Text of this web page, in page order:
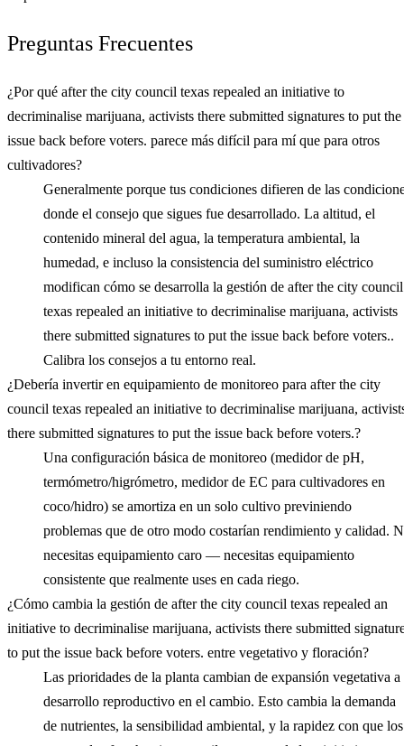
Preguntas Frecuentes
¿Por qué after the city council texas repealed an initiative to
decriminalise marijuana, activists there submitted signatures to put the
issue back before voters. parece más difícil para mí que para otros
cultivadores?
Generalmente porque tus condiciones difieren de las
donde el consejo que sigues fue desarrollado. La altitud, el
contenido mineral del agua, la temperatura ambiental, la
humedad, e incluso la consistencia del suministro eléctrico
modifican cómo se desarrolla la gestión de after the city council
texas repealed an initiative to decriminalise marijuana, activists
there submitted signatures to put the issue back before voters..
Calibra los consejos a tu entorno real.
¿Debería invertir en equipamiento de monitoreo para after the city
council texas repealed an initiative to decriminalise marijuana,
there submitted signatures to put the issue back before voters.?
Una configuración básica de monitoreo (medidor de pH,
termómetro/higrómetro, medidor de EC para cultivadores en
coco/hidro) se amortiza en un solo cultivo previniendo
problemas que de otro modo costarían rendimiento y calidad.
necesitas equipamiento caro — necesitas equipamiento
consistente que realmente uses en cada riego.
¿Cómo cambia la gestión de after the city council texas repealed an
initiative to decriminalise marijuana, activists there submitted
to put the issue back before voters. entre vegetativo y floración?
Las prioridades de la planta cambian de expansión vegetativa a
desarrollo reproductivo en el cambio. Esto cambia la demanda
de nutrientes, la sensibilidad ambiental, y la rapidez con que los